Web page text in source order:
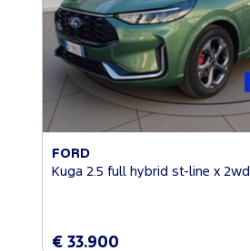
FORD
Kuga 2.5 full hybrid st-line x
€ 33.900